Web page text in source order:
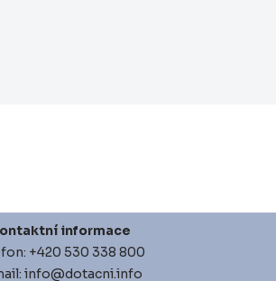
informace
+420 530 338 800
info@dotacni.info